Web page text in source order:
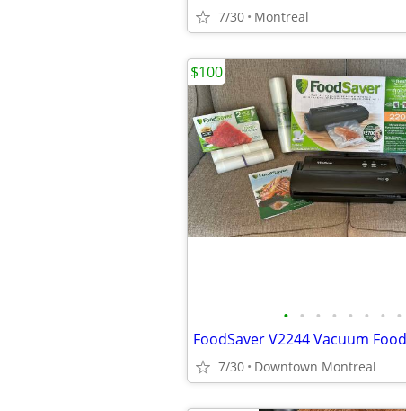
7/30 Montreal
• • • • • • • •
7/30 Downtown Montreal
$100